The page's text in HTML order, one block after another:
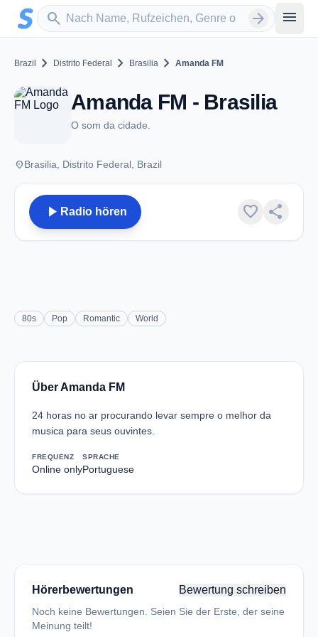
Zum Hauptinhalt springen
search
Sender suchen arrow_forward menu
Brazil chevron_right Distrito Federal chevron_right Brasilia chevron_right Amanda FM
Amanda FM - Brasilia
O som da cidade.
placeBrasilia, Distrito Federal, Brazil
play_arrow Radio hören favorite share
80s Pop Romantic World
Über Amanda FM
24 horas no ar procurando levar sempre o melhor da
musica para seus ouvintes.
FREQUENZ
Online only
SPRACHE
Portuguese
Hörerbewertungen Bewertung schreiben
Noch keine Bewertungen. Seien Sie der Erste, der seine
Meinung teilt!